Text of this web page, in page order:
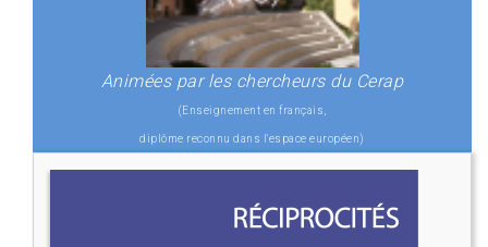
Animées par les chercheurs du Cerap
(Enseignement en français,
diplôme reconnu dans l'espace européen)